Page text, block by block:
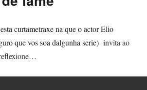
curtametraxe na que o actor Elio
que vos soa dalgunha serie) invita ao